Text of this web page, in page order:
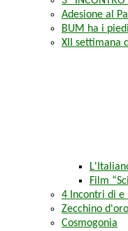
Adesione al
BUM ha i
XII settimana
Film
4 Incontri di e
Zecchino d'oro
Cosmogonia